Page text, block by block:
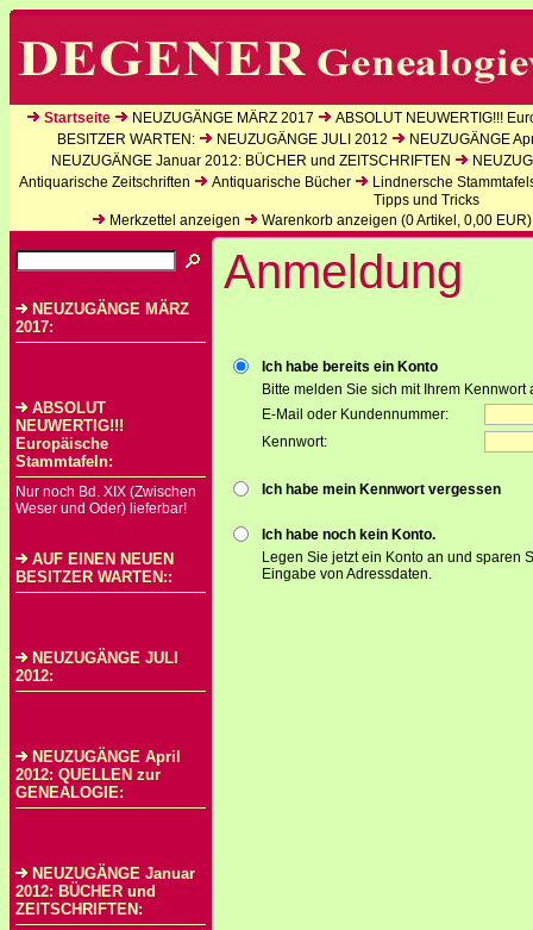
Startseite NEUZUGÄNGE MÄRZ 2017
ABSOLUT NEUWERTIG!!!
BESITZER WARTEN:
NEUZUGÄNGE JULI 2012
NEUZUGÄNGE
NEUZUGÄNGE Januar 2012: BÜCHER und ZEITSCHRIFTEN
Antiquarische Zeitschriften
Antiquarische Bücher
Lindnersche
Tipps und Tricks
Merkzettel anzeigen
Warenkorb anzeigen (0Artikel, 0,00 EUR)
NEUZUGÄNGE MÄRZ
2017:
ABSOLUT
NEUWERTIG!!!
Europäische
Stammtafeln:
Nur noch Bd. XIX (Zwischen
Weser und Oder) lieferbar!
AUF EINEN NEUEN
BESITZER WARTEN::
NEUZUGÄNGE JULI
2012:
NEUZUGÄNGE April
2012: QUELLEN zur
GENEALOGIE:
NEUZUGÄNGE Januar
2012: BÜCHER und
ZEITSCHRIFTEN:
Anmeldung
Ich habe bereits ein Konto
Bitte melden Sie sich mit Ihrem Kennwort
E-Mail oder Kundennummer:
Kennwort:
Ich habe mein Kennwort vergessen
Ich habe noch kein Konto.
Legen Sie jetzt ein Konto an und sparen
Eingabe von Adressdaten.